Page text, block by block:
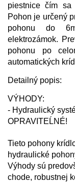
piestnice čím sa
Pohon je určený
pohonu do
elektrozámok.
pohonu po
automatických
Detailný popis:
VÝHODY:
- Hydraulický
OPRAVITEĹNÉ!
Tieto pohony
hydraulické
Výhody sú
chode, robustnej